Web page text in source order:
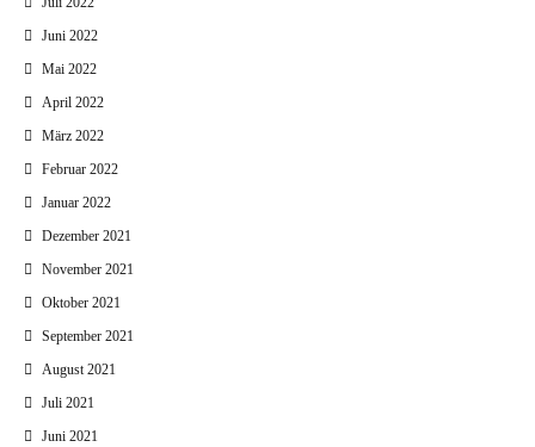
Juni 2022
Mai 2022
April 2022
März 2022
Februar 2022
Januar 2022
Dezember 2021
November 2021
Oktober 2021
September 2021
August 2021
Juli 2021
Juni 2021